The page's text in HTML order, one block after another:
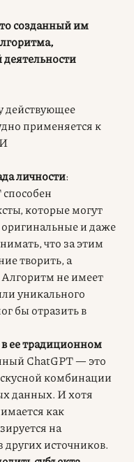
созданный им
действующее
применяется к
личности:
которые могут
и даже
что за этим
творить, а
не имеет
уникального
бы отразить в
ее традиционном
ChatGPT — это
комбинации
данных. И хотя
как
на
источников.